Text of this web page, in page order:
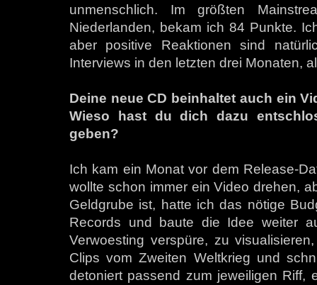
unmenschlich. Im größten
Niederlanden, bekam ich 84 Punkte.
aber positive Reaktionen sind
Interviews in den letzten drei Monaten,
Deine neue CD beinhaltet auch ein
Wieso hast du dich dazu
geben?
Ich kam ein Monat vor dem Release-
wollte schon immer ein Video drehen,
Geldgrube ist, hatte ich das nötige
Records und baute die Idee weiter
Verwoesting verspüre, zu
Clips vom Zweiten Weltkrieg und
detoniert passend zum jeweiligen